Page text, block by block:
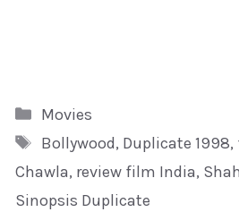
Kategori
Movies
Tag
Bollywood, Duplicate 1998,
Chawla, review film India,
Sinopsis Duplicate